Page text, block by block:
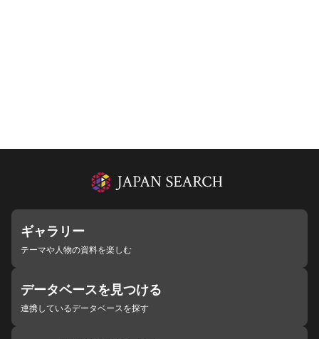
ギャラリー
テーマや人物の資料を楽しむ
データベースを見つける
連携しているデータベースを探す